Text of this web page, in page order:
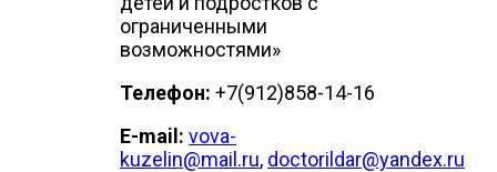
ограниченными
возможностями»
Телефон: +7(912)858-14-16
E-mail: vova-
kuzelin@mail.ru, doctorildar@yandex.ru